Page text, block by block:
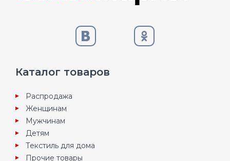
Каталог товаров
Распродажа
Женщинам
Мужчинам
Детям
Текстиль для дома
Прочие товары